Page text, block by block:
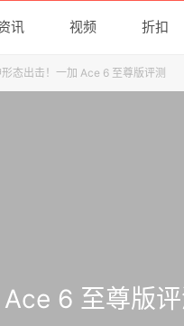
讯 视频 折扣
态出击！一加 Ace 6 至尊版评测
6 至尊版评